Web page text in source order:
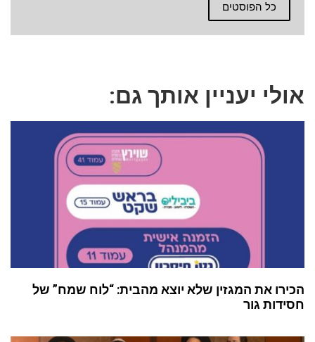
כל הפוסטים
אולי יעניין אותך גם:
הכירו את המגזין שלא יוצא מהבית: “לוח שמח” של
חסידות גור